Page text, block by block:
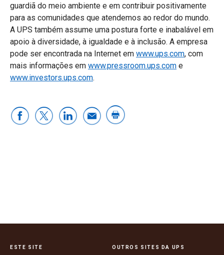
guardiã do meio ambiente e em contribuir positivamente
para as comunidades que atendemos ao redor do mundo.
A UPS também assume uma postura forte e inabalável em
apoio à diversidade, à igualdade e à inclusão. A empresa
pode ser encontrada na Internet em www.ups.com, com
mais informações em www.pressroom.ups.com e
www.investors.ups.com.
ESTE SITE OUTROS SITES DA UPS